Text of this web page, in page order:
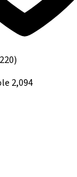
2,094